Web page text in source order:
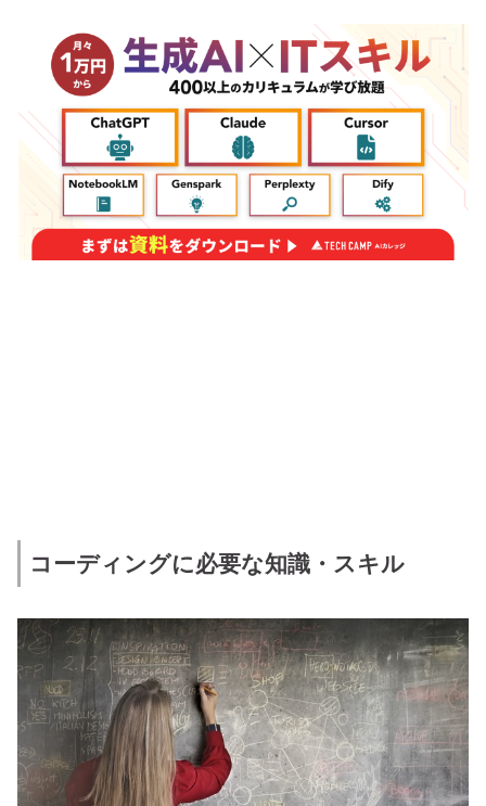
コーディングに必要な知識・スキル